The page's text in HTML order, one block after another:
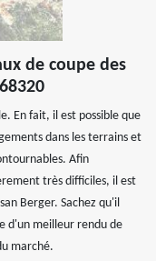
de coupe des
En fait, il est possible que
dans les terrains et
Afin
très difficiles, il est
Berger. Sachez qu'il
d'un meilleur rendu de
marché.